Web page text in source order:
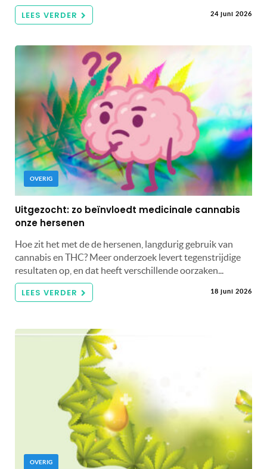
LEES VERDER 24 juni 2026
OVERIG
Uitgezocht: zo beïnvloedt medicinale cannabis
onze hersenen
Hoe zit het met de de hersenen, langdurig gebruik van
cannabis en THC? Meer onderzoek levert tegenstrijdige
resultaten op, en dat heeft verschillende oorzaken...
LEES VERDER 18 juni 2026
OVERIG